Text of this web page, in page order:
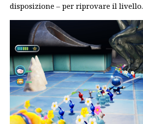
disposizione – per riprovare il livello.